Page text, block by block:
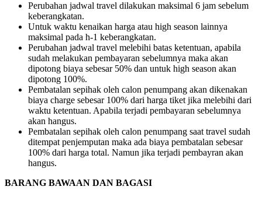
Perubahan jadwal travel dilakukan maksimal 6 jam sebelum
keberangkatan.
Untuk waktu kenaikan harga atau high season lainnya
maksimal pada h-1 keberangkatan.
Perubahan jadwal travel melebihi batas ketentuan, apabila
sudah melakukan pembayaran sebelumnya maka akan
dipotong biaya sebesar 50% dan untuk high season akan
dipotong 100%.
Pembatalan sepihak oleh calon penumpang akan dikenakan
biaya charge sebesar 100% dari harga tiket jika melebihi dari
waktu ketentuan. Apabila terjadi pembayaran sebelumnya
akan hangus.
Pembatalan sepihak oleh calon penumpang saat travel sudah
ditempat penjemputan maka ada biaya pembatalan sebesar
100% dari harga total. Namun jika terjadi pembayran akan
hangus.
BARANG BAWAAN DAN BAGASI